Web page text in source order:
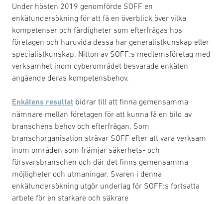
Under hösten 2019 genomförde SOFF en
enkätundersökning för att få en överblick över vilka
kompetenser och färdigheter som efterfrågas hos
företagen och huruvida dessa har generalistkunskap eller
specialistkunskap. Nitton av SOFF:s medlemsföretag med
verksamhet inom cyberområdet besvarade enkäten
angående deras kompetensbehov.
Enkätens resultat bidrar till att finna gemensamma
nämnare mellan företagen för att kunna få en bild av
branschens behov och efterfrågan. Som
branschorganisation strävar SOFF efter att vara verksam
inom områden som främjar säkerhets- och
försvarsbranschen och där det finns gemensamma
möjligheter och utmaningar. Svaren i denna
enkätundersökning utgör underlag för SOFF:s fortsatta
arbete för en starkare och säkrare